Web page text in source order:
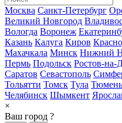
Москва Санкт-Петербург
Великий Новгород
Вологда Воронеж
Казань Калуга Киров
Махачкала Минск Нижний
Пермь Подольск Ростов-на-
Саратов Севастополь
Тольятти Томск Тула Тюмень
Челябинск Шымкент
×
Ваш город ?